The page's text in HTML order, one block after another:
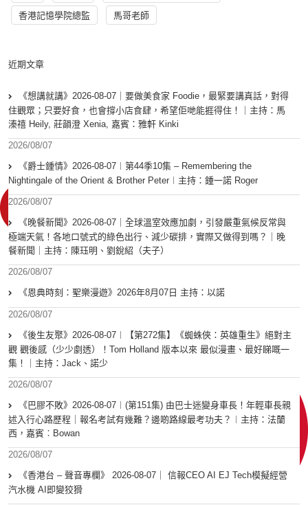
香港記憶學院總監 馬哥老師
近期文章
《想講就講》2026-08-07｜要做美食家 Foodie，最緊要講真話，對得
住觀眾；只要好食，也會撐小店食肆，希望佢哋能捱得住！｜主持：馬
溱禧 Heily, 莊韻澄 Xenia, 嘉賓：雅軒 Kinki
2026/08/07
《爵士鍾情》2026-08-07︱第44季10集 – Remembering the
Nightingale of the Orient & Brother Peter︱主持：鍾一諾 Roger
2026/08/07
《晚餐新聞》2026-08-07｜全球溫室效應加劇，引發嚴重氣候反常與
極端天氣！各地口號式的綠色出行、減少碳排，實際又做得到嗎？｜晚
餐新聞｜主持：陳珏明、劉銳紹（夫子）
2026/08/07
《恩典時刻：聖樂漫遊》2026年8月07日 主持：以諾
2026/08/07
《後生友聚》2026-08-07︱【第272集】《蜘蛛俠：英雄重生》絕對主
觀 觀後感（少少劇透）！Tom Holland 版本以來 最似漫畫、最好睇嘅一
集！｜主持：Jack、諾少
2026/08/07
《巴膠不敗》2026-08-07︱(第151集) 由巴士迷變身車長！年輕車長親
述入行心路歷程｜報名考試有幾難？邊啲路線最考功夫？︱主持：法蘭
西，嘉賓︰Bowan
2026/08/07
《香港台 – 聲音專欄》 2026-08-07｜ 信報CEO AI EJ Tech模擬經營
汽水機 AI即變狡猾